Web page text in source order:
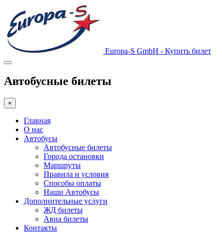
Europa-S GmbH - Купить билет
Автобусные билеты
×
Главная
О нас
Автобусы
Автобусные билеты
Города остановки
Маршруты
Правила и условия
Способы оплаты
Наши Автобусы
Дополнительные услуги
ЖД билеты
Авиа билеты
Контакты